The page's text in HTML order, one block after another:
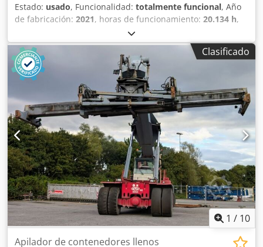
Estado: usado, Funcionalidad: totalmente funcional, Año
de fabricación: 2021, horas de funcionamiento: 20.134 h,
46.000 kg, altura de elevación:
mm, tipo de combustible:diésel, potencia:240 kW (326,31
CV), longitud total: 9.250 mm , tipo de accionamiento:
Diesel, ancho de construcción:4.204 mm
para contenedores completos Centro de carga: 1865
Dodpjzhp Haofx Al Djck Transmisión: Dana TE30 Estado:
Listo para el uso y completamente funcional Estado
técnico: Muy bueno Tamaño neumáticos delanteros: 18.00-
33 Estado neumáticos delanteros: 80 - 100% Tamaño
neumáticos traseros: 18.00-33 Estado neumáticos traseros:
80 - 100% Apoyos hidráulicos para aumentar la capacidad
en la tercera fila de 21t a 30t, sistema de engrase
centralizado
Clasificado
1 / 10
Apilador de contenedores llenos